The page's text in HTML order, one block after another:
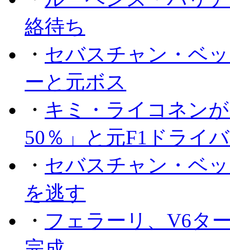
絡待ち
・ セバスチャン・ベ
ーと元ボス
・ キミ・ライコネン
50％」と元F1ドライ
・ セバスチャン・ベ
を逃す
・ フェラーリ、V6タ